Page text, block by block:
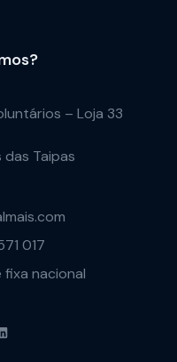
– Loja 33
Taipas
017
nacional